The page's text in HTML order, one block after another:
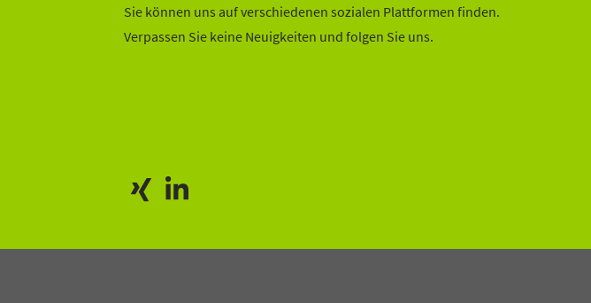
Sie können uns auf verschiedenen sozialen Plattformen finden.
Verpassen Sie keine Neuigkeiten und folgen Sie uns.